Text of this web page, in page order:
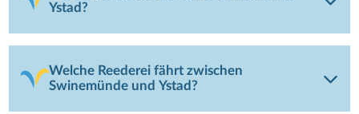
Ystad?
Welche Reederei fährt zwischen
Swinemünde und Ystad?